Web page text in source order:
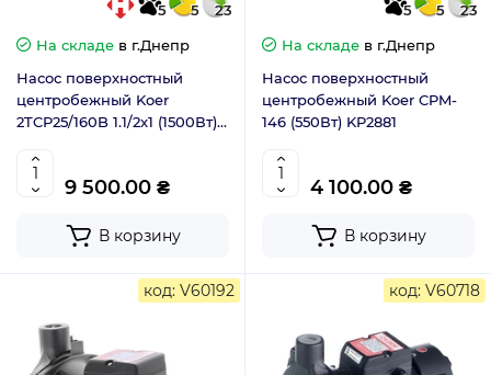
5 5
23
На складе в г.Днепр
Насос поверхностный
центробежный Koer
2TCP25/160B 1.1/2x1 (1500Вт)
9 500.00 ₴
В корзину
5 5
23
На складе в г.Днепр
Насос поверхностный
центробежный Koer CPM-
146 (550Вт) KP2881
4 100.00 ₴
В корзину
код: V60192 код: V60718